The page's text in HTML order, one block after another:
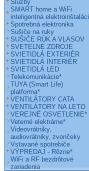
Služby
SMART home a WiFi
inteligentná
Spotrebná elektronika
Sušiče na ruky
SUŠIČE RÚK A VLASOV
SVETELNÉ ZDROJE
SVIETIDLÁ EXTERIÉR
SVIETIDLÁ INTERIÉR
SVIETIDLÁ LED
Telekomunikácie*
TUYA (Smart Life)
platforma*
VENTILÁTORY CATA
VENTILÁTORY NA LETO
VEREJNÉ OSVETLENIE*
Veterné elektrárne*
Videovrátniky,
audiovrátniky, zvončeky
Vstavané spotrebiče
VÝPREDAJ - Rôzne*
WiFi a RF bezdrôtové
zariadenia